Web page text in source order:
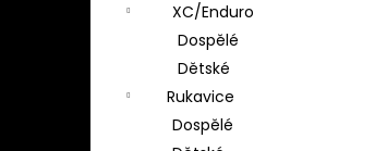
XC/Enduro
Dospělé
Dětské
Rukavice
Dospělé